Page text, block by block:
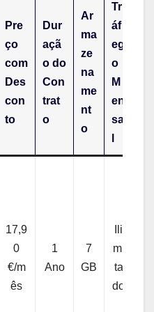
Pre
ço
com
Des
con
to
Dur
açã
o do
Con
trat
o
Ar
ma
ze
na
me
nt
o
Tr
áf
eg
o
M
en
sa
17,9
0
€/m
ês
1
Ano
7
GB
Ili
mi
ta
do